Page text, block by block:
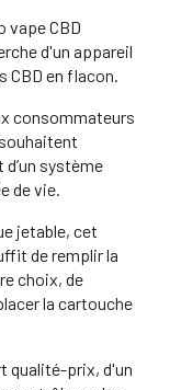
vape CBD
d'un appareil
CBD en flacon.
consommateurs
système
de vie.
jetable, cet
de remplir la
choix, de
la cartouche
qualité-prix, d'un